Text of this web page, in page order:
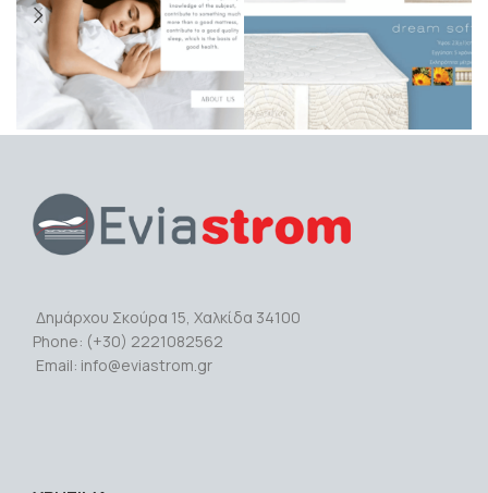
Δημάρχου Σκούρα 15, Χαλκίδα 34100
Phone: (+30) 2221082562
Email: info@eviastrom.gr